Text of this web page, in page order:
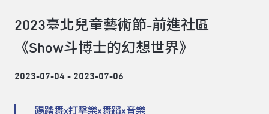
2023臺北兒童藝術節-前進社區
《Show斗博士的幻想世界》
2023-07-04 - 2023-07-06
踢踏舞x打擊樂x舞蹈x音樂